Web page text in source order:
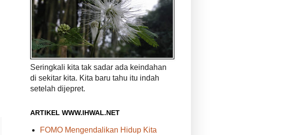
Seringkali kita tak sadar ada keindahan
di sekitar kita. Kita baru tahu itu indah
setelah dijepret.
ARTIKEL WWW.IHWAL.NET
FOMO Mengendalikan Hidup Kita